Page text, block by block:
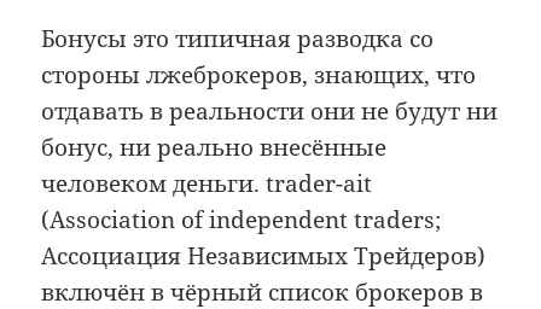
Бонусы это типичная разводка со
стороны лжеброкеров, знающих, что
отдавать в реальности они не будут ни
бонус, ни реально внесённые
человеком деньги. trader-ait
(Association of independent traders;
Ассоциация Независимых Трейдеров)
включён в чёрный список брокеров в